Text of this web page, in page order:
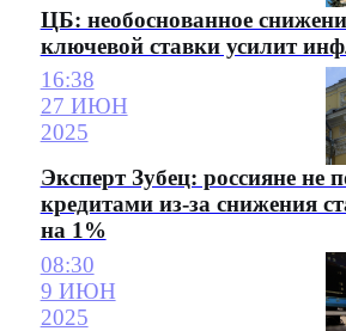
ЦБ: необоснованное
ключевой ставки усилит
16:38
27 ИЮН
2025
Эксперт Зубец: россияне не
кредитами из-за снижения
на 1%
08:30
9 ИЮН
2025